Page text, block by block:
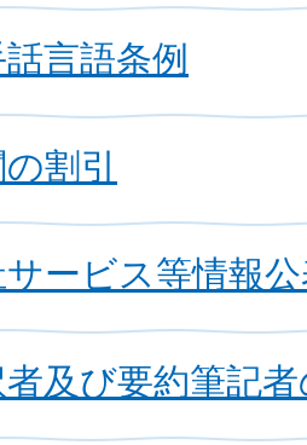
言語条例
割引
ービス等情報
及び要約筆記